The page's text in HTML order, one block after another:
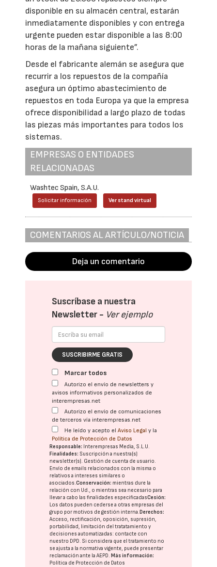
disponible en su almacén central, estarán
inmediatamente disponibles y con entrega
urgente pueden estar disponible a las 8:00
horas de la mañana siguiente”.
Desde el fabricante alemán se asegura que
recurrir a los repuestos de la compañía
asegura un óptimo abastecimiento de
repuestos en toda Europa ya que la empresa
ofrece disponibilidad a largo plazo de todas
las piezas más importantes para todos los
sistemas.
EMPRESAS O ENTIDADES
RELACIONADAS
Washtec Spain, S.A.U.
Solicitar información Ver stand virtual
COMENTARIOS AL ARTÍCULO/NOTICIA
Deja un comentario
Suscríbase a nuestra
Newsletter - Ver ejemplo
SUSCRIBIRME GRATIS
Marcar todos
Autorizo el envío de newsletters y
avisos informativos personalizados de
interempresas.net
Autorizo el envío de comunicaciones
de terceros vía interempresas.net
He leído y acepto elAviso Legal y la
Política de Protección de Datos
Responsable: Interempresas Media, S.L.U.
Finalidades: Suscripción a nuestra(s)
newsletter(s). Gestión de cuenta de usuario.
Envío de emails relacionados con la misma o
relativos a intereses similares o
asociados.Conservación: mientras dure la
relación con Ud., o mientras sea necesario para
llevar a cabo las finalidades especificadasCesión:
Los datos pueden cederse a otras empresas del
grupo por motivos de gestión interna. Derechos:
Acceso, rectificación, oposición, supresión,
portabilidad, limitación del tratatamiento y
decisiones automatizadas: contacte con
nuestro DPD. Si considera que el tratamiento no
se ajusta a la normativa vigente, puede presentar
reclamación ante laAEPD. Más información:
Política de Protección de Datos